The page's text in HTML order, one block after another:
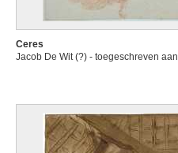
Ceres
Jacob De Wit (?) - toegeschreven aan